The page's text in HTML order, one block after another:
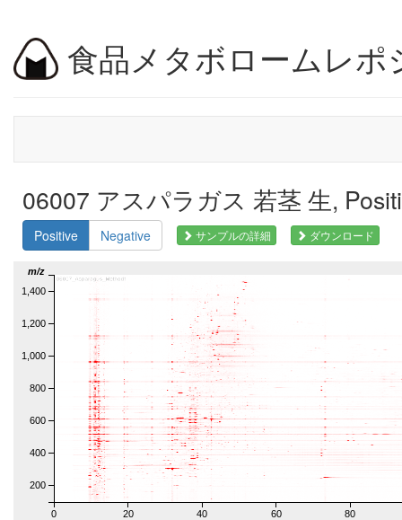
食品メタボロームレポ
06007 アスパラガス 若茎 生,
Positive Negative サンプルの詳細 ダウンロード
0 20 40 60 80
200
400
600
800
1,000
1,200
1,400
m/z